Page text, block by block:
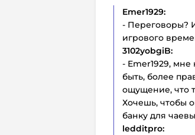
Emer1929:
- Переговоры?
игрового
3102yobgiB:
- Emer1929,
быть, более
ощущение, что
Хочешь, чтобы
банку для
ledditpro: